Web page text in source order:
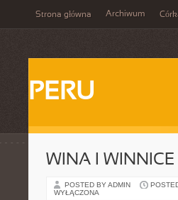
Strona główna Archiwum
PERU
WINA I WINNICE
POSTED BY ADMIN
WYŁĄCZONA